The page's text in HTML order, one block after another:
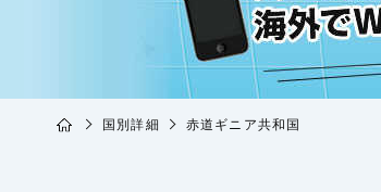
国別詳細 赤道ギニア共和国